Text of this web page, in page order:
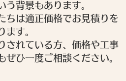
う背景もあります。
ちは適正価格でお見積りを
ます。
されている方、価格や工事
ぜひ一度ご相談ください。